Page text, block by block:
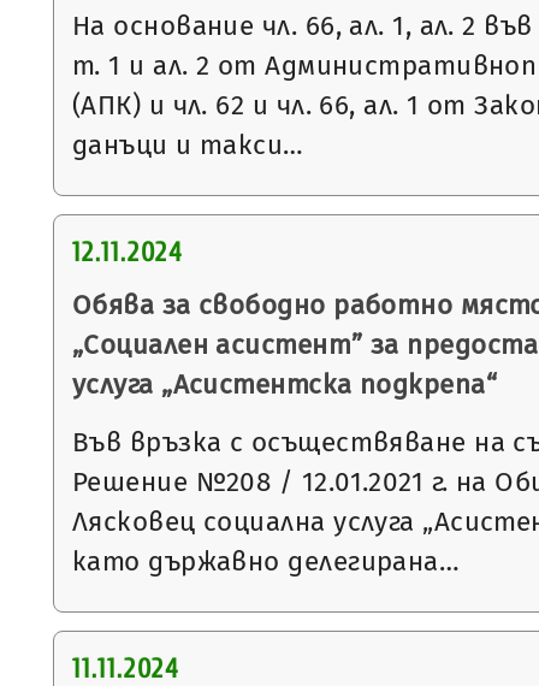
На основание чл. 66, ал. 1, ал. 2
т. 1 и ал. 2 от
(АПК) и чл. 62 и чл. 66, ал. 1 от
данъци и такси…
12.11.2024
Обява за свободно работно
„Социален асистент” за
услуга „Асистентска подкрепа“
Във връзка с осъществяване на
Решение №208 / 12.01.2021 г. на
Лясковец социална услуга
като държавно делегирана…
11.11.2024